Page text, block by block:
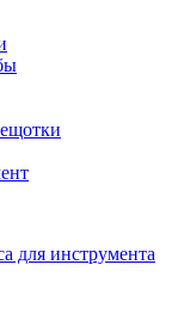
для инструмента